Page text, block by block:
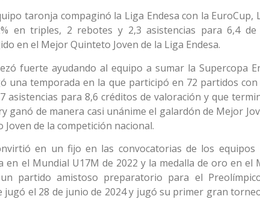
taronja compaginó la Liga Endesa con la
en triples, 2 rebotes y 2,3 asistencias para 6,4 de
en el Mejor Quinteto Joven de la Liga Endesa.
fuerte ayudando al equipo a sumar la Supercopa
una temporada en la que participó en 72 partidos
asistencias para 8,6 créditos de valoración y que
ganó de manera casi unánime el galardón de Mejor
de la competición nacional.
en un fijo en las convocatorias de los equipos
en el Mundial U17M de 2022 y la medalla de oro en el
partido amistoso preparatorio para el
jugó el 28 de junio de 2024 y jugó su primer gran